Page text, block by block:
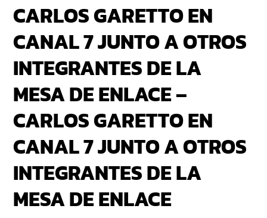
CARLOS GARETTO EN
CANAL 7 JUNTO A OTROS
INTEGRANTES DE LA
MESA DE ENLACE –
CARLOS GARETTO EN
CANAL 7 JUNTO A OTROS
INTEGRANTES DE LA
MESA DE ENLACE